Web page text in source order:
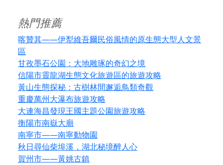
熱門推薦
喀贊其——伊犁維吾爾民俗風情的原生態大型人文景
區
甘孜墨石公園：大地雕琢的奇幻之境
信陽市靈龍湖生態文化旅遊區的旅遊攻略
黃山生態探秘：古樹林間邂逅鳥類奇觀
重慶萬州大瀑布旅遊攻略
大連海昌發現王國主題公園旅遊攻略
衡陽市南嶽大廟
南寧市——南寧動物園
秋日尋仙柴埠溪，湖北秘境醉人心
賀州市——黃姚古鎮